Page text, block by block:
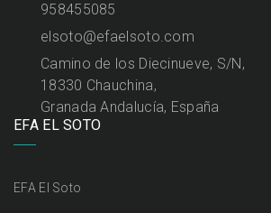
958455085
elsoto@efaelsoto.com
Camino de los Diecinueve, S/N,
18330 Chauchina,
Granada Andalucía, España
EFA EL SOTO
EFA El Soto